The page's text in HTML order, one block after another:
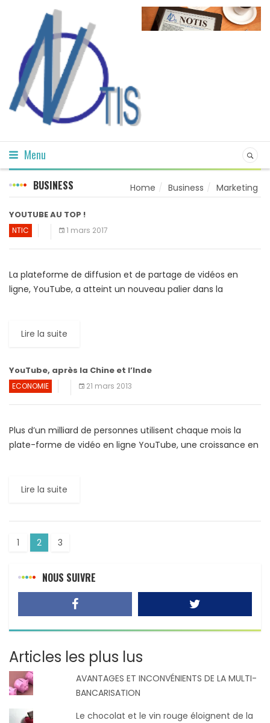
Menu
BUSINESS Home Business Marketing
YOUTUBE AU TOP !
NTIC 1 mars 2017
La plateforme de diffusion et de partage de vidéos en
ligne, YouTube, a atteint un nouveau palier dans la
Lire la suite
YouTube, après la Chine et l’Inde
ECONOMIE 21 mars 2013
Plus d’un milliard de personnes utilisent chaque mois la
plate-forme de vidéo en ligne YouTube, une croissance en
Lire la suite
1 2 3
NOUS SUIVRE
Articles les plus lus
AVANTAGES ET INCONVÉNIENTS DE LA MULTI-
BANCARISATION
Le chocolat et le vin rouge éloignent de la